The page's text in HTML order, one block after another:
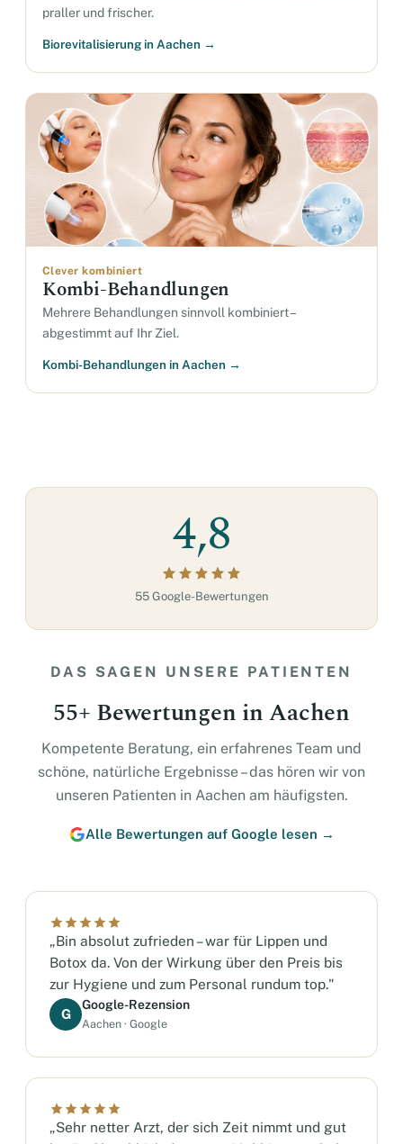
praller und frischer.
Biorevitalisierung in Aachen →
Clever kombiniert
Kombi-Behandlungen
Mehrere Behandlungen sinnvoll kombiniert –
abgestimmt auf Ihr Ziel.
Kombi-Behandlungen in Aachen →
4,8
55 Google-Bewertungen
DAS SAGEN UNSERE PATIENTEN
55+ Bewertungen in Aachen
Kompetente Beratung, ein erfahrenes Team und
schöne, natürliche Ergebnisse – das hören wir von
unseren Patienten in Aachen am häufigsten.
Alle Bewertungen auf Google lesen →
„Bin absolut zufrieden – war für Lippen und
Botox da. Von der Wirkung über den Preis bis
zur Hygiene und zum Personal rundum top."
G
Google-Rezension
Aachen · Google
„Sehr netter Arzt, der sich Zeit nimmt und gut